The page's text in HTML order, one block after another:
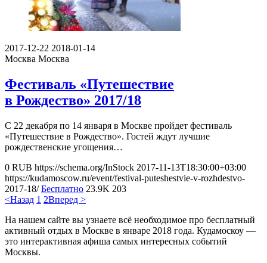
2017-12-22 2018-01-14
Москва Москва
Фестиваль «Путешествие
в Рождество» 2017/18
С 22 декабря по 14 января в Москве пройдет фестиваль
«Путешествие в Рождество». Гостей ждут лучшие
рождественские угощения…
0 RUB https://schema.org/InStock 2017-11-13T18:30:00+03:00
https://kudamoscow.ru/event/festival-puteshestvie-v-rozhdestvo-
2017-18/ Бесплатно 23.9K 203
<Назад 1 2Вперед >
На нашем сайте вы узнаете всё необходимое про бесплатный
активный отдых в Москве в январе 2018 года. Кудамоскоу —
это интерактивная афиша самых интересных событий
Москвы.